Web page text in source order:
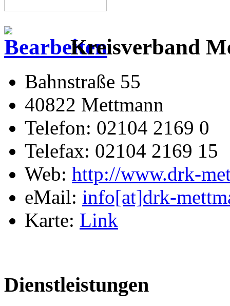
Kreisverband
Bahnstraße 55
40822 Mettmann
Telefon: 02104 2169 0
Telefax: 02104 2169 15
Web: http://www.drk-
eMail: info[at]drk-
Karte: Link
Dienstleistungen